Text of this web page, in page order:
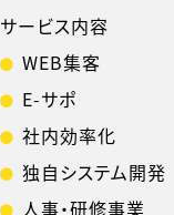
サービス内容
WEB集客
E-サポ
社内効率化
独自システム開発
人事・研修事業